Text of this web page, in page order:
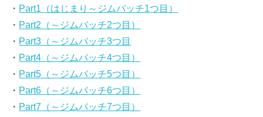
・ Part1（はじまり～ジムバッチ1つ目）
・ Part2（～ジムバッチ2つ目）
・ Part3（～ジムバッチ3つ目
・ Part4（～ジムバッチ4つ目）
・ Part5（～ジムバッチ5つ目）
・ Part6（～ジムバッチ6つ目）
・ Part7（～ジムバッチ7つ目）